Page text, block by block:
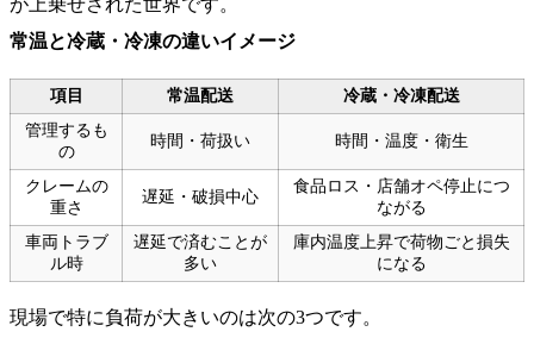
常温と冷蔵・冷凍の違いイメージ
項目 常温配送
冷蔵・冷凍配送
管理するも
の
時間・荷扱い 時間・温度・衛生
クレームの
重さ
遅延・破損中心
食品ロス・店舗オペ停止につ
ながる
車両トラブ
ル時
遅延で済むことが
多い
庫内温度上昇で荷物ごと損失
になる
現場で特に負荷が大きいのは次の3つです。